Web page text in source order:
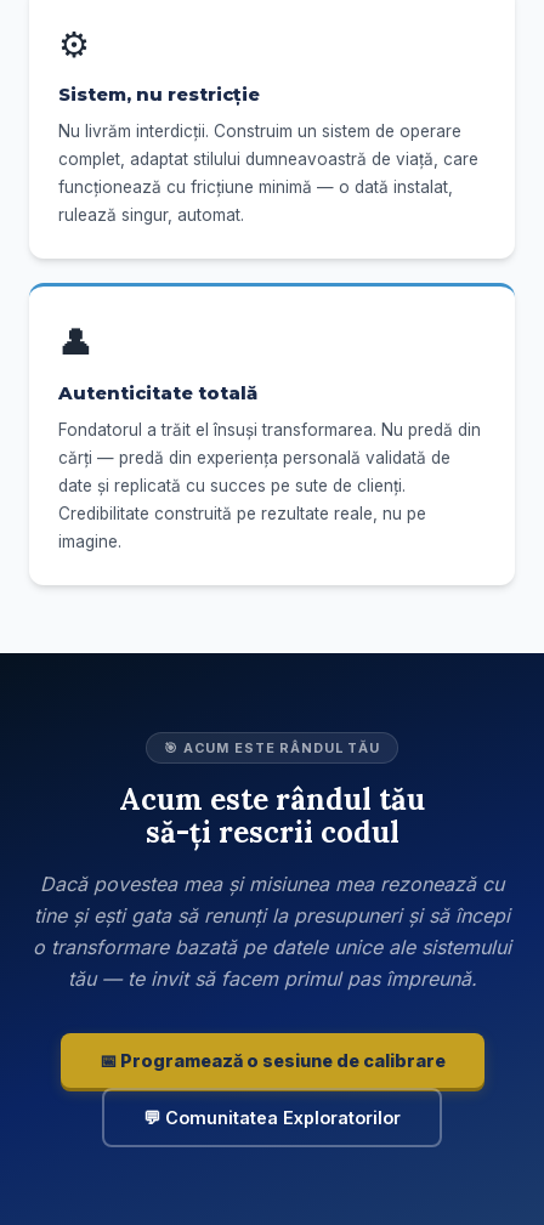
⚙️
Sistem, nu restricție
Nu livrăm interdicții. Construim un sistem de operare
complet, adaptat stilului dumneavoastră de viață, care
funcționează cu fricțiune minimă — o dată instalat,
rulează singur, automat.
👤
Autenticitate totală
Fondatorul a trăit el însuși transformarea. Nu predă din
cărți — predă din experiența personală validată de
date și replicată cu succes pe sute de clienți.
Credibilitate construită pe rezultate reale, nu pe
imagine.
🎯 ACUM ESTE RÂNDUL TĂU
Acum este rândul tău
să-ți rescrii codul
Dacă povestea mea și misiunea mea rezonează cu
tine și ești gata să renunți la presupuneri și să începi
o transformare bazată pe datele unice ale sistemului
tău — te invit să facem primul pas împreună.
📅 Programează o sesiune de calibrare
💬 Comunitatea Exploratorilor